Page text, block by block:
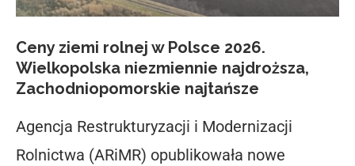
Ceny ziemi rolnej w Polsce 2026.
Wielkopolska niezmiennie najdroższa,
Zachodniopomorskie najtańsze
Agencja Restrukturyzacji i Modernizacji
Rolnictwa (ARiMR) opublikowała nowe